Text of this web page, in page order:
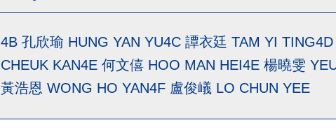
4B 孔欣瑜 HUNG YAN YU4C 譚衣廷 TAM YI
CHEUK KAN4E 何文僖 HOO MAN HEI4E 楊曉雯
黃浩恩 WONG HO YAN4F 盧俊嶬 LO CHUN YEE